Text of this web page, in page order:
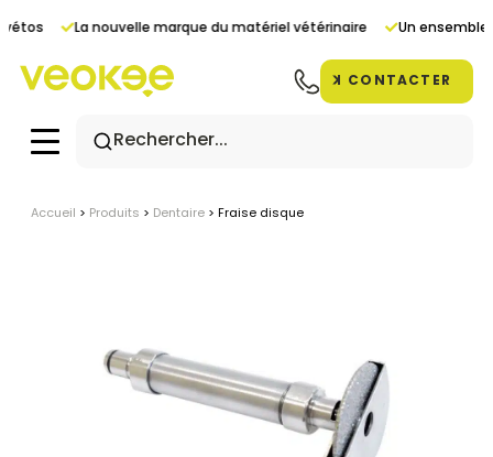
La nouvelle marque du matériel vétérinaire Un ensemble
CONTACTER
Accueil > Produits > Dentaire > Fraise disque